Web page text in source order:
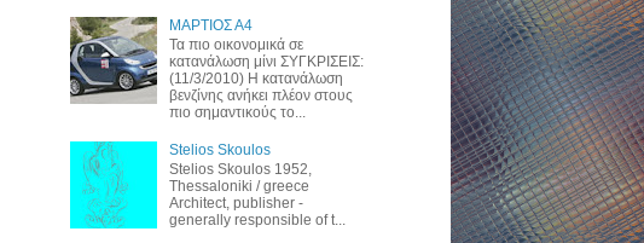
ΜΑΡΤΙΟΣ Α4
Τα πιο οικονομικά σε
κατανάλωση μίνι ΣΥΓΚΡΙΣΕΙΣ:
(11/3/2010) H κατανάλωση
βενζίνης ανήκει πλέον στους
πιο σημαντικούς το...
Stelios Skoulos
Stelios Skoulos 1952,
Thessaloniki / greece
Architect, publisher -
generally responsible of t...